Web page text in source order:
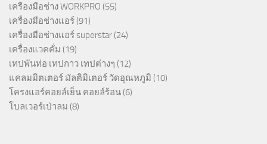
เครืองมือช่าง WORKPRO (55)
เครื่องมือช่างแอร์ (91)
เครื่องมือช่างแอร์ superstar (24)
เครื่องแวคคั่ม (19)
เทปพันท่อ เทปกาว เทปต่างๆ (12)
แคลมมิตเตอร์ มัลติมิเตอร์ วัดอุณหภูมิ (10)
โครงแอร์คอยล์เย็น คอยล์ร้อน (6)
โบลเวอร์เป่าลม (8)